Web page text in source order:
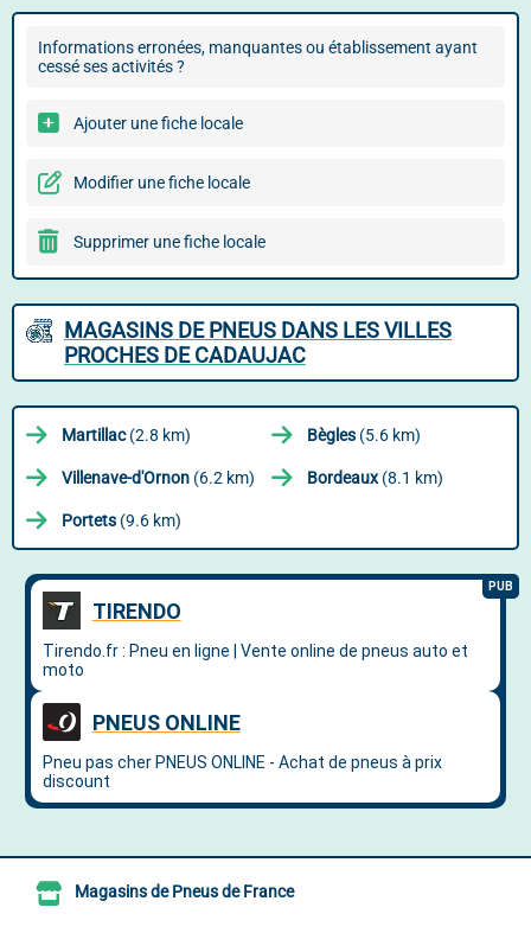
Informations erronées, manquantes ou établissement ayant
cessé ses activités ?
Ajouter une fiche locale
Modifier une fiche locale
Supprimer une fiche locale
MAGASINS DE PNEUS DANS LES VILLES
PROCHES DE CADAUJAC
Martillac(2.8 km) Bègles (5.6 km)
Villenave-d'Ornon (6.2 km) Bordeaux(8.1 km)
Portets (9.6 km)
Magasins de Pneus de France